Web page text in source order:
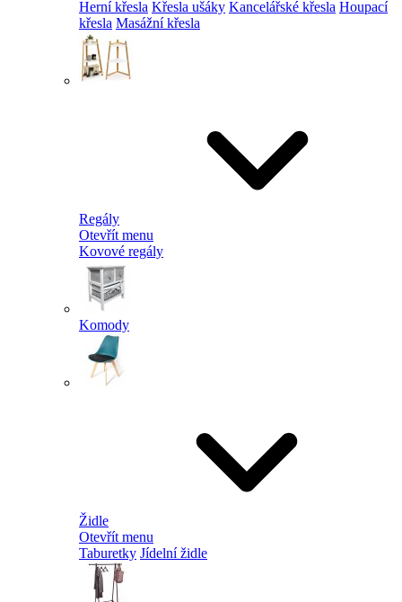
Herní křesla Křesla ušáky Kancelářské křesla Houpací
křesla Masážní křesla
Regály
Otevřít menu
Kovové regály
Komody
Židle
Otevřít menu
Taburetky Jídelní židle